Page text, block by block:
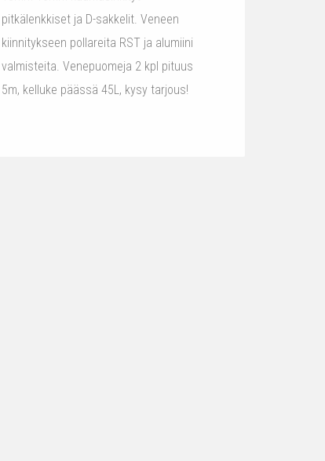
pitkälenkkiset ja D-sakkelit. Veneen
kiinnitykseen pollareita RST ja alumiini
valmisteita. Venepuomeja 2 kpl pituus
5m, kelluke päässä 45L, kysy tarjous!